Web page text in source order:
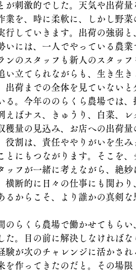
が刺激的でした。天気や出荷
業を、時に柔軟に、しかし野
行していきます。出荷の強弱
いには、一人でやっている農
ンのスタッフも新人のスタッ
い立てられながらも、生き生
出荷までの全体を見ていない
る。今年ののらくら農場では
えばナス、きゅうり、白菜、
穫量の見込み、お店への出荷
役割は、責任ややりがいを生
とにもつながります。そこを
ッフが一緒に考えながら、絶
横断的に日々の仕事にも関わ
るからこそ、より誰かの真剣
らくら農場で働かせてもらい
た。目の前に解決しなければ
験が次のチャレンジに活かさ
を作ってきたのだと。その場